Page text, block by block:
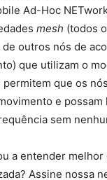
Ad-Hoc
mesh (todos
outros nós de
que utilizam o
permitem que os
e
sem
a entender
Assine nossa